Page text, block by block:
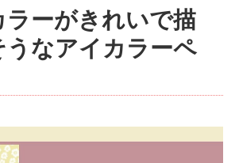
ラーがきれいで描
うなアイカラーペ